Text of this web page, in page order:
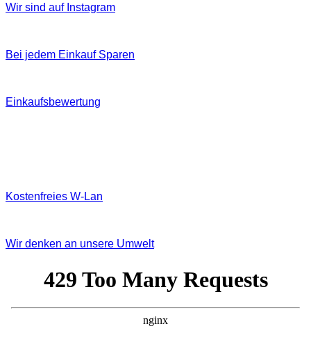
Wir sind auf Instagram
Bei jedem Einkauf Sparen
Einkaufsbewertung
Kostenfreies W‐Lan
Wir denken an unsere Umwelt